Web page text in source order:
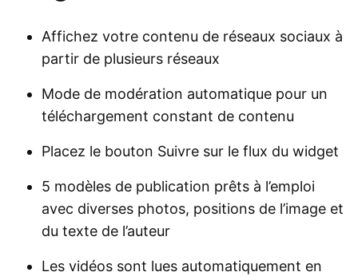
Affichez votre contenu de réseaux sociaux à
partir de plusieurs réseaux
Mode de modération automatique pour un
téléchargement constant de contenu
Placez le bouton Suivre sur le flux du widget
5 modèles de publication prêts à l’emploi
avec diverses photos, positions de l’image et
du texte de l’auteur
Les vidéos sont lues automatiquement en